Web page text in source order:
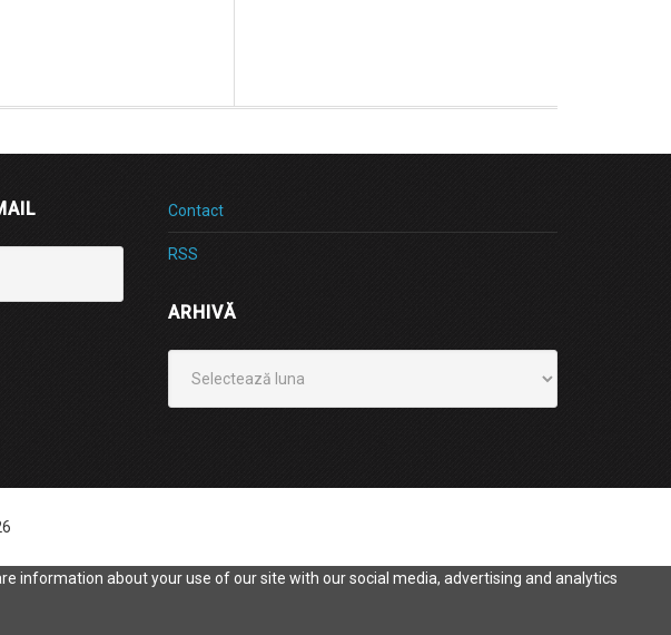
Contact
RSS
ARHIVĂ
information about your use of our site with our social media, advertising and analytics